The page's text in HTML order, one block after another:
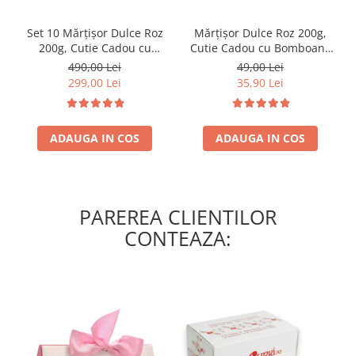
Set 10 Mărțișor Dulce Roz
200g, Cutie Cadou cu
Bomboane de Ciocolată
490,00 Lei
299,00 Lei
ADAUGA IN COS
Mărțișor Dulce Roz 200g,
Cutie Cadou cu Bomboane
de Ciocolată
49,00 Lei
35,90 Lei
ADAUGA IN COS
PAREREA CLIENTILOR
CONTEAZA: